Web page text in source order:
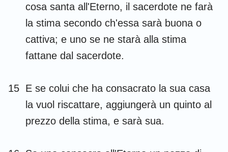
cosa santa all'Eterno, il sacerdote ne farà
la stima secondo ch'essa sarà buona o
cattiva; e uno se ne starà alla stima
fattane dal sacerdote.
15 E se colui che ha consacrato la sua casa
la vuol riscattare, aggiungerà un quinto al
prezzo della stima, e sarà sua.